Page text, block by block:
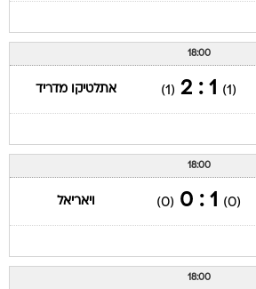
18:00
(1)
1 : 2
(1) אתלטיקו מדריד
18:00
(0)
1 : 0
(0) ויאריאל
18:00